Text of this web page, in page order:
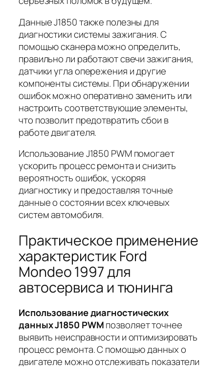
Данные J1850 также полезны для
диагностики системы зажигания. С
помощью сканера можно определить,
правильно ли работают свечи зажигания,
датчики угла опережения и другие
компоненты системы. При обнаружении
ошибок можно оперативно заменить или
настроить соответствующие элементы,
что позволит предотвратить сбои в
работе двигателя.
Использование J1850 PWM помогает
ускорить процесс ремонта и снизить
вероятность ошибок, ускоряя
диагностику и предоставляя точные
данные о состоянии всех ключевых
систем автомобиля.
Практическое применение
характеристик Ford
Mondeo 1997 для
автосервиса и тюнинга
Использование диагностических
данных J1850 PWMпозволяет точнее
выявить неисправности и оптимизировать
процесс ремонта. С помощью данных о
двигателе можно отслеживать показатели